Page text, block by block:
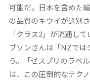
可能だ。日本を含めた
の品質のキウイが選別
「クラス2」が流通し
ブソンさんは「NZでは
う。「ゼスプリのラベ
は、この圧倒的なテク